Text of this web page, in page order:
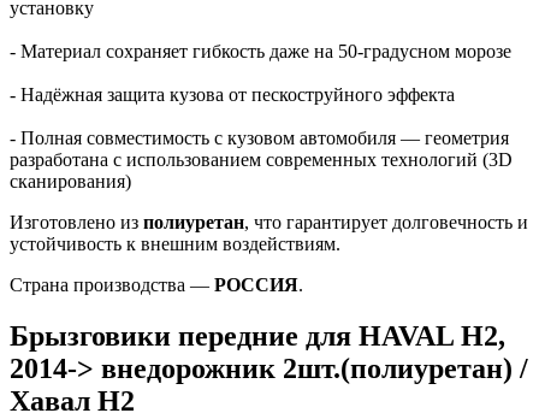
установку
- Материал сохраняет гибкость даже на 50-градусном морозе
- Надёжная защита кузова от пескоструйного эффекта
- Полная совместимость с кузовом автомобиля — геометрия
разработана с использованием современных технологий (3D
сканирования)
Изготовлено из полиуретан, что гарантирует долговечность и
устойчивость к внешним воздействиям.
Страна производства — РОССИЯ.
Брызговики передние для HAVAL H2,
2014-> внедорожник 2шт.(полиуретан) /
Хавал Н2